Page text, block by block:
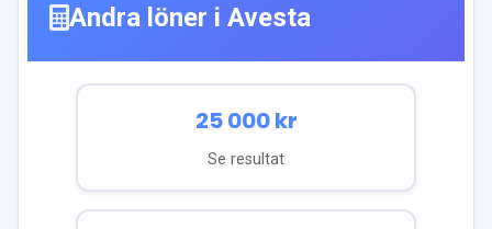
Andra löner i Avesta
25 000kr
Se resultat